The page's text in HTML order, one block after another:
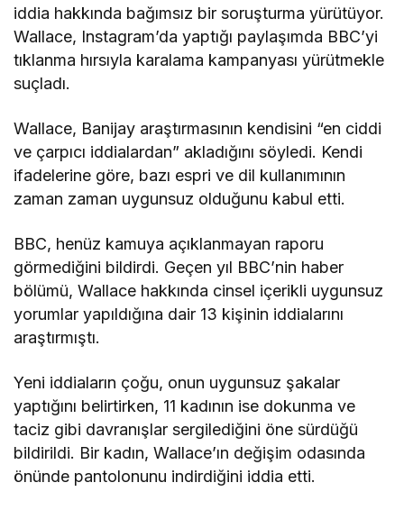
iddia hakkında bağımsız bir soruşturma yürütüyor.
Wallace, Instagram’da yaptığı paylaşımda BBC’yi
tıklanma hırsıyla karalama kampanyası yürütmekle
suçladı.
Wallace, Banijay araştırmasının kendisini “en ciddi
ve çarpıcı iddialardan” akladığını söyledi. Kendi
ifadelerine göre, bazı espri ve dil kullanımının
zaman zaman uygunsuz olduğunu kabul etti.
BBC, henüz kamuya açıklanmayan raporu
görmediğini bildirdi. Geçen yıl BBC’nin haber
bölümü, Wallace hakkında cinsel içerikli uygunsuz
yorumlar yapıldığına dair 13 kişinin iddialarını
araştırmıştı.
Yeni iddiaların çoğu, onun uygunsuz şakalar
yaptığını belirtirken, 11 kadının ise dokunma ve
taciz gibi davranışlar sergilediğini öne sürdüğü
bildirildi. Bir kadın, Wallace’ın değişim odasında
önünde pantolonunu indirdiğini iddia etti.